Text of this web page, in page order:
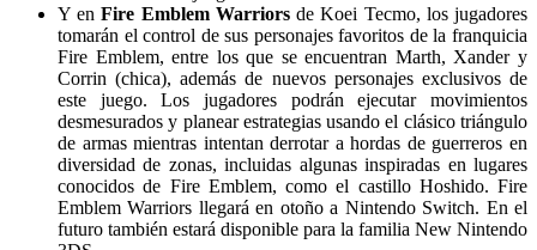
Y enFire Emblem Warriorsde Koei Tecmo, los jugadores
tomarán el control de sus personajes favoritos de la franquicia
Fire Emblem, entre los que se encuentran Marth, Xander y
Corrin (chica), además de nuevos personajes exclusivos de
este juego. Los jugadores podrán ejecutar movimientos
desmesurados y planear estrategias usando el clásico triángulo
de armas mientras intentan derrotar a hordas de guerreros en
diversidad de zonas, incluidas algunas inspiradas en lugares
conocidos de Fire Emblem, como el castillo Hoshido. Fire
Emblem Warriors llegará en otoño a Nintendo Switch. En el
futuro también estará disponible para la familia New Nintendo